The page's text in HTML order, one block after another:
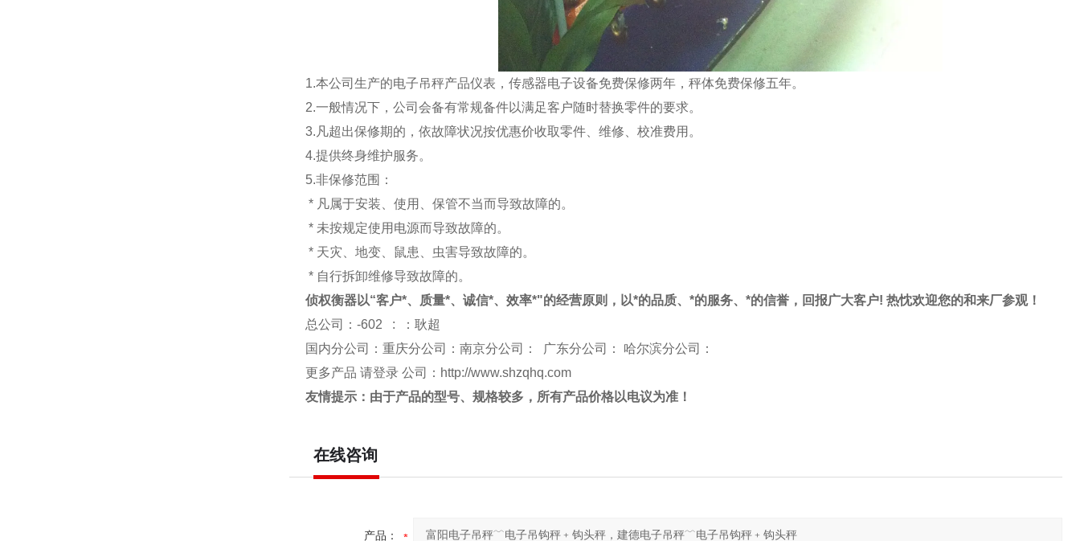
1.本公司生产的电子吊秤产品仪表，传感器电子设备免费保修两年，秤体免费保修五年。
2.一般情况下，公司会备有常规备件以满足客户随时替换零件的要求。
3.凡超出保修期的，依故障状况按优惠价收取零件、维修、校准费用。
4.提供终身维护服务。
5.非保修范围：
* 凡属于安装、使用、保管不当而导致故障的。
* 未按规定使用电源而导致故障的。
* 天灾、地变、鼠患、虫害导致故障的。
* 自行拆卸维修导致故障的。
侦权衡器以“客户*、质量*、诚信*、效率*"的经营原则，以*的品质、*的服务、*的信誉，回报广大客户! 热忱欢迎您的和来厂参观！
总公司
：-602 : ：耿超
国内分公司：重庆分公司：南京分公司： 广东分公司： 哈尔滨分公司：
更多产品 请登录 公司： http://www.shzqhq.com
友情提示：由于产品的型号、规格较多，所有产品价格以电议为准！
在线咨询
产品：